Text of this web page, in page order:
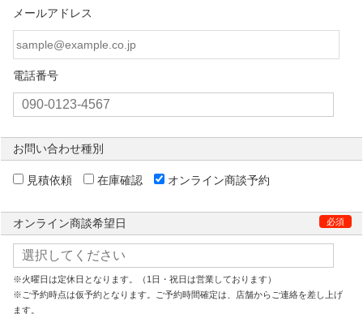
メールアドレス
電話番号
お問い合わせ種別
見積依頼 在庫確認 オンライン商談予約
オンライン商談希望日 必須
※火曜日は定休日となります。（1日・祝日は営業しております）
※ご予約時点は仮予約となります。ご予約時間確定は、店舗からご連絡を差し上げ
ます。